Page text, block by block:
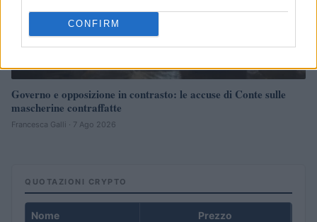
CONFIRM
Governo e opposizione in contrasto: le accuse di Conte sulle
mascherine contraffatte
Francesca Galli · 7 Ago 2026
QUOTAZIONI CRYPTO
Nome Prezzo